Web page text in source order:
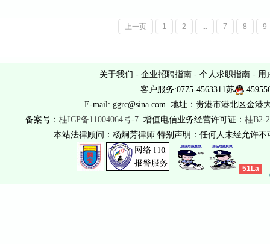
上一页 1 2 7 8 9
关于我们 - 企业招聘指南 - 个人求职指南 - 用
客户服务:0775-4563311苏
E-mail: ggrc@sina.com 地址：贵港市港北区金港
备案号： 桂ICP备11004064号-7增值电信业务经营许可证： 桂B2-
本站法律顾问：杨炯芳律师 特别声明：任何人未经允许
51La